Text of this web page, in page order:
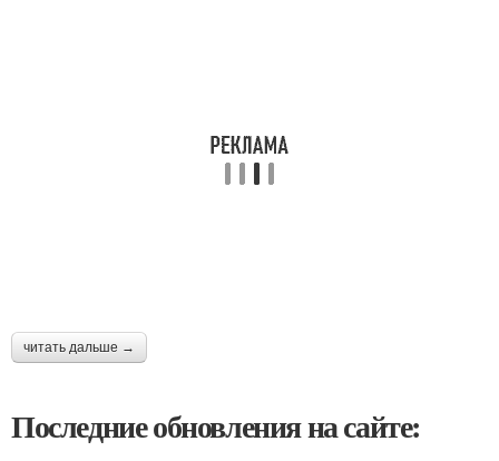
читать дальше →
Последние обновления на сайте: